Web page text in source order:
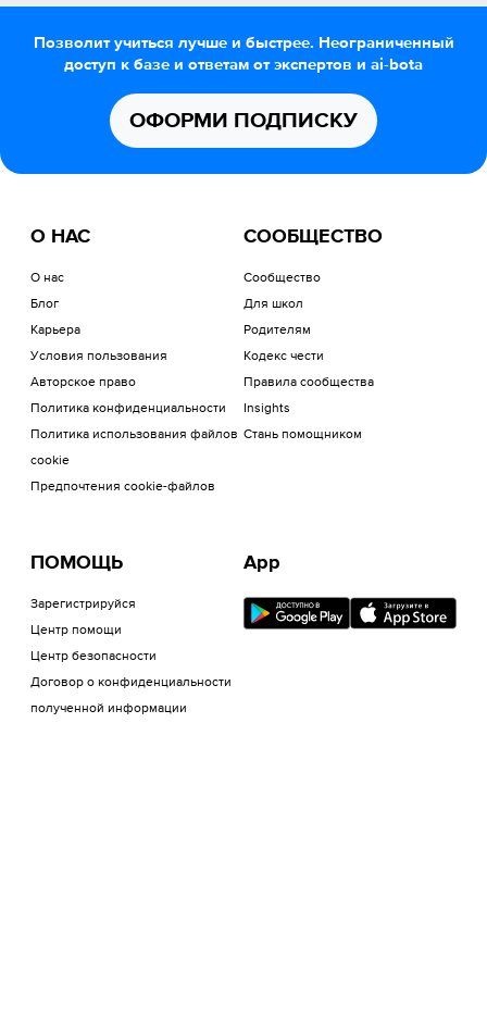
Позволит учиться лучше и быстрее. Неограниченный
доступ к базе и ответам от экспертов и ai-bota
ОФОРМИ ПОДПИСКУ
О НАС
О нас
Блог
Карьера
Условия пользования
Авторское право
Политика конфиденциальности
Политика использования файлов
cookie
Предпочтения cookie-файлов
СООБЩЕСТВО
Сообщество
Для школ
Родителям
Кодекс чести
Правила сообщества
Insights
Стань помощником
ПОМОЩЬ
Зарегистрируйся
Центр помощи
Центр безопасности
Договор о конфиденциальности
полученной информации
App